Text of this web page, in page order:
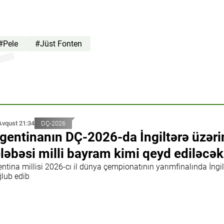
#Jüst Fonten
21:34 DÇ-2026
DÇ-2026-da İngiltərə
milli bayram kimi qeyd ediləcək
millisi 2026-cı il dünya çempionatının yarımfinalında
edib